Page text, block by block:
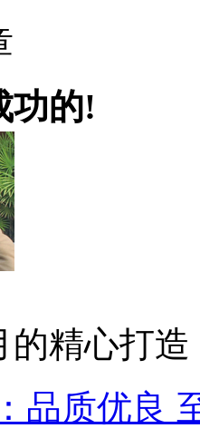
功的!
的精心打
品质优良